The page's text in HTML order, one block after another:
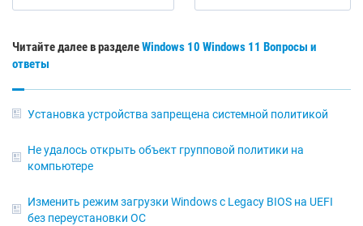
Читайте далее в разделеWindows 10 Windows 11 Вопросы и
ответы
Установка устройства запрещена системной политикой
Не удалось открыть объект групповой политики на
компьютере
Изменить режим загрузки Windows с Legacy BIOS на UEFI
без переустановки ОС